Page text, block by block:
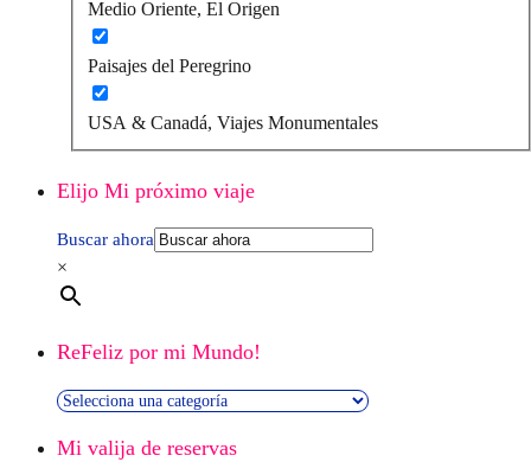
Medio Oriente, El Origen
Paisajes del Peregrino
USA & Canadá, Viajes Monumentales
Elijo Mi próximo viaje
Buscar ahora
×
ReFeliz por mi Mundo!
Mi valija de reservas